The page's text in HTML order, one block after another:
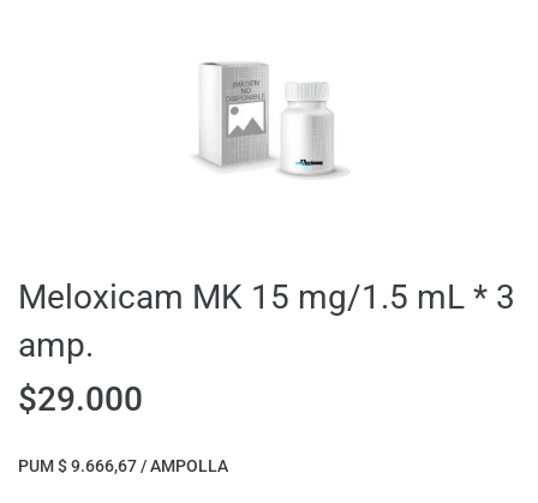
Meloxicam MK 15 mg/1.5 mL * 3
amp.
$29.000
PUM $ 9.666,67 / AMPOLLA